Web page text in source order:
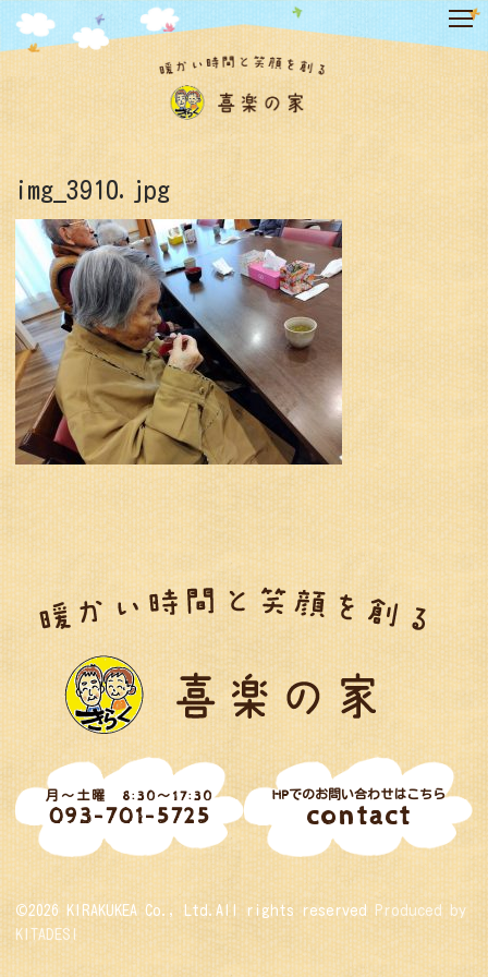
テ
ン
ツ
へ
ス
キ
ッ
プ
img_3910.jpg
月～土曜 8:30～17:30
093-701-5725
HPでのお問い合わせはこちら
contact
©2026 KIRAKUKEA Co., Ltd.All rights reserved
Produced by
KITADESI